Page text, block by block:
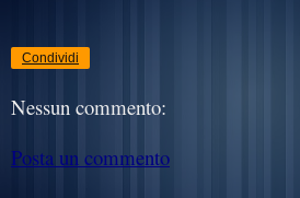
Condividi
Nessun commento:
Posta un commento